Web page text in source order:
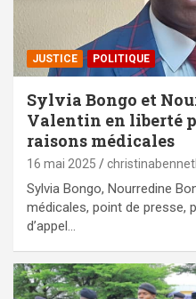
JUSTICE POLITIQUE
Sylvia Bongo et
Valentin en liberté
raisons médicales
16 mai 2025
Sylvia Bongo, Nourredine
médicales, point de presse,
d’appel…